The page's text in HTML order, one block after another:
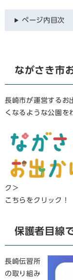
ページ内目次
ながさき市
長崎市が運営するお
くなるような公園を
ク＞
こちらをクリック！
保護者目線
長崎伝習所
の取り組み